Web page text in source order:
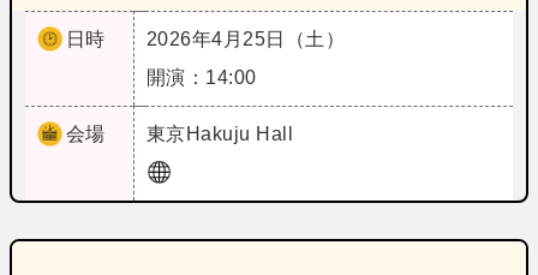
日時
2026年4月25日（土）
開演：14:00
会場 東京Hakuju Hall